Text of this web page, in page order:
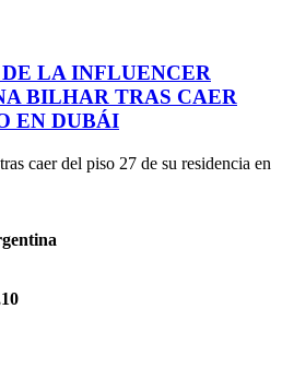
LA INFLUENCER
BILHAR TRAS CAER
EN DUBÁI
caer del piso 27 de su residencia en